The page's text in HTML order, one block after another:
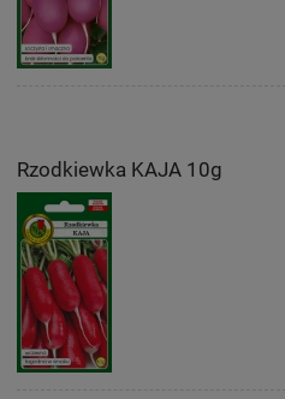
Rzodkiewka KAJA 10g